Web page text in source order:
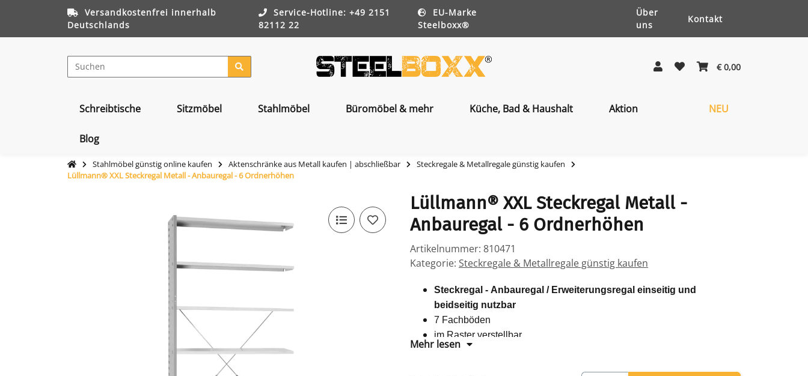
Versandkostenfrei innerhalb
Deutschlands
Service-Hotline: +49 2151
82112 22
EU-Marke
Steelboxx®
Über
uns
Kontakt
€ 0,00
Schreibtische Sitzmöbel Stahlmöbel Büromöbel & mehr Küche, Bad & Haushalt Aktion NEU
Blog
Stahlmöbel günstig online kaufen Aktenschränke aus Metall kaufen | abschließbar
Steckregale & Metallregale günstig kaufen
Lüllmann® XXL Steckregal Metall - Anbauregal - 6 Ordnerhöhen
Lüllmann® XXL Steckregal Metall -
Anbauregal - 6 Ordnerhöhen
Artikelnummer: 810471
Kategorie: Steckregale & Metallregale günstig kaufen
Steckregal - Anbauregal / Erweiterungsregal einseitig und
beidseitig nutzbar
7 Fachböden
im Raster verstellbar
Fachbodentragkraft 65 kg
Mehr lesen